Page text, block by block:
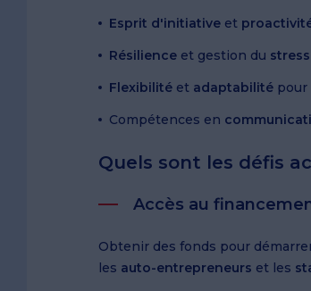
Esprit d'initiative et
Résilience et gestion du stress
Flexibilité et adaptabilité pour
Compétences en
Quels sont les défis
Accès au
Obtenir des fonds pour
les auto-entrepreneurs et les